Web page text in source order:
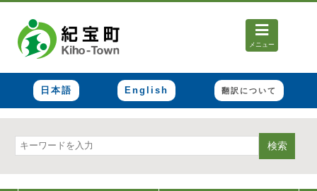
メニュー
日本語 English 翻訳について
検索